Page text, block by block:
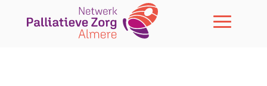
Skip To Content